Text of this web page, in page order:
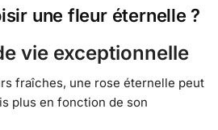
une fleur éternelle ?
vie exceptionnelle
fraîches, une rose éternelle peut
plus en fonction de son